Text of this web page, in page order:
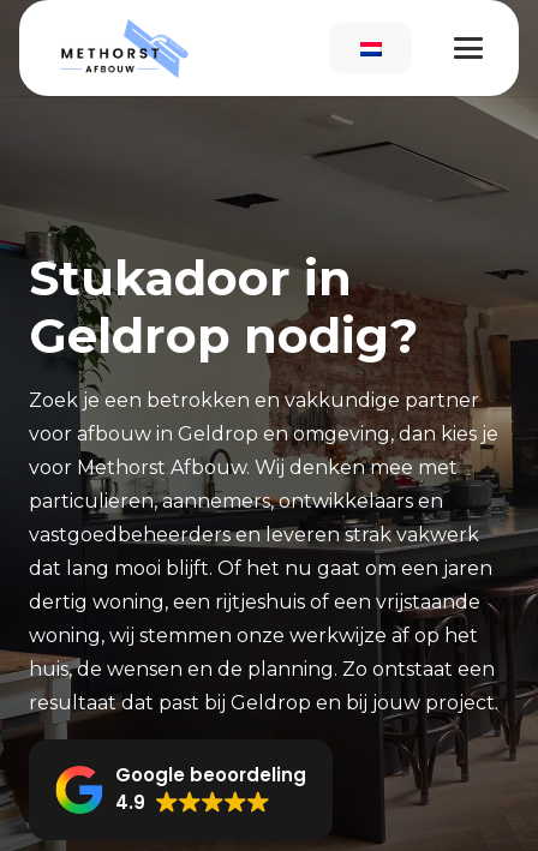
Stukadoor in
Geldrop nodig?
Zoek je een betrokken en vakkundige partner
voor afbouw in Geldrop en omgeving, dan kies je
voor Methorst Afbouw. Wij denken mee met
particulieren, aannemers, ontwikkelaars en
vastgoedbeheerders en leveren strak vakwerk
dat lang mooi blijft. Of het nu gaat om een jaren
dertig woning, een rijtjeshuis of een vrijstaande
woning, wij stemmen onze werkwijze af op het
huis, de wensen en de planning. Zo ontstaat een
resultaat dat past bij Geldrop en bij jouw project.
Google beoordeling
4.9